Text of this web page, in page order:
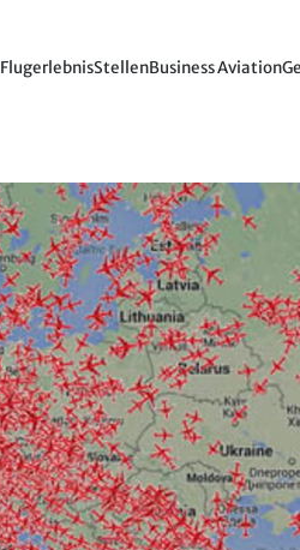
FlugerlebnisStellenBusiness Aviation